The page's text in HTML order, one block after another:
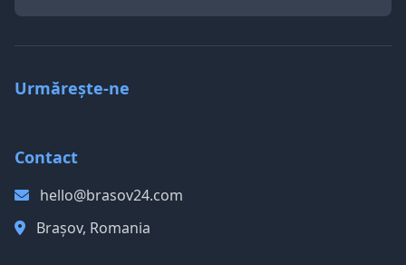
Urmărește-ne
Contact
hello@brasov24.com
Brașov, Romania